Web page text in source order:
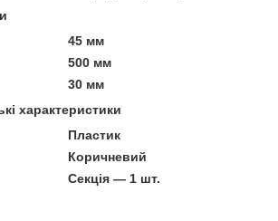
45 мм
500 мм
30 мм
характеристики
Пластик
Коричневий
Секція — 1 шт.